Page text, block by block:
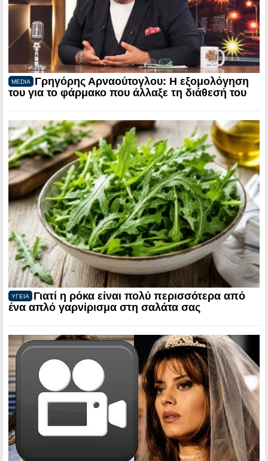
MEDIA
Γρηγόρης Αρναούτογλου: Η εξομολόγηση
του για το φάρμακο που άλλαξε τη διάθεσή του
ΥΓΕΙΑ
Γιατί η ρόκα είναι πολύ περισσότερα από
ένα απλό γαρνίρισμα στη σαλάτα σας